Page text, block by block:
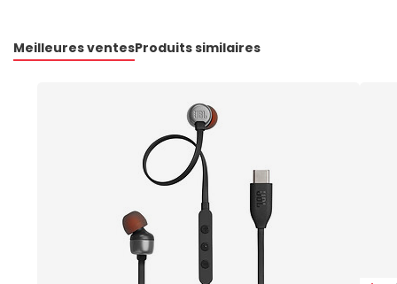
Meilleures ventesProduits similaires